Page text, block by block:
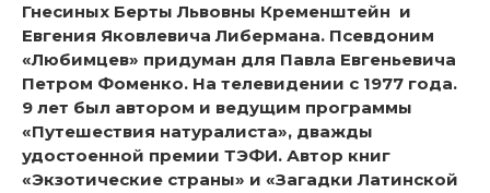
Гнесиных Берты Львовны Кременштейн и
Евгения Яковлевича Либермана. Псевдоним
«Любимцев» придуман для Павла Евгеньевича
Петром Фоменко. На телевидении с 1977 года.
9 лет был автором и ведущим программы
«Путешествия натуралиста», дважды
удостоенной премии ТЭФИ. Автор книг
«Экзотические страны» и «Загадки Латинской